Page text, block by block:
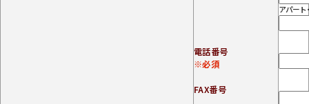
アパート
電話番号
※必須
FAX番号